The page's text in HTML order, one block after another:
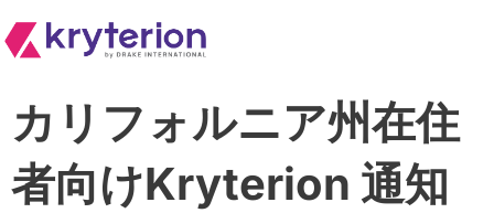
カリフォルニア州在住
者向けKryterion 通知